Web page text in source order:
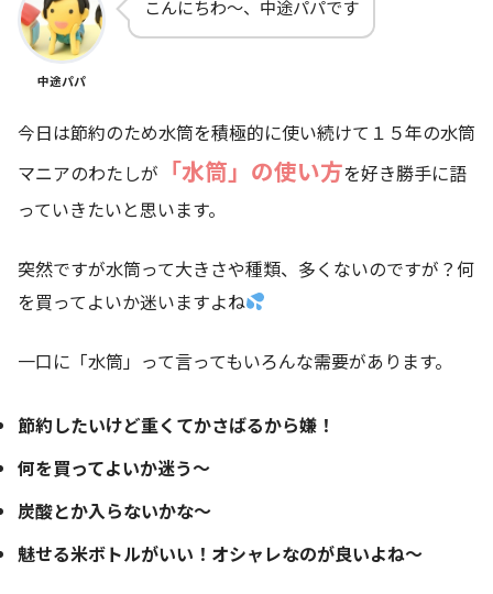
中途パパ
こんにちわ～、中途パパです
今日は節約のため水筒を積極的に使い続けて１５年の水筒
マニアのわたしが 「水筒」の使い方を好き勝手に語
っていきたいと思います。
突然ですが水筒って大きさや種類、多くないのですが？何
を買ってよいか迷いますよね
一口に「水筒」って言ってもいろんな需要があります。
節約したいけど重くてかさばるから嫌！
何を買ってよいか迷う～
炭酸とか入らないかな～
魅せる米ボトルがいい！オシャレなのが良いよね～